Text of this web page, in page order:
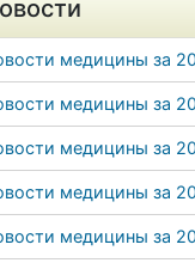
медицины за
медицины за
медицины за
медицины за
медицины за